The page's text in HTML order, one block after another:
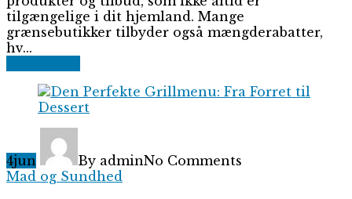
tilgængelige i dit hjemland. Mange
grænsebutikker tilbyder også mængderabatter,
hv...
4jun By adminNo Comments
Mad og Sundhed